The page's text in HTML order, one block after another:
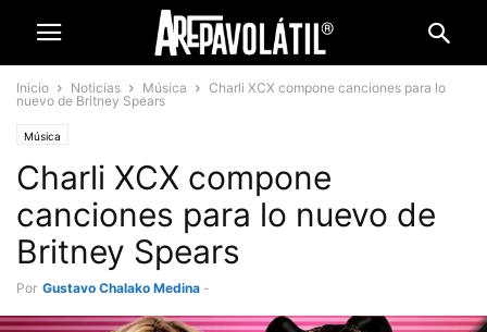
Inicio Noticias Música
Charli XCX compone canciones para lo
nuevo de Britney Spears
Música
Charli XCX compone
canciones para lo nuevo de
Britney Spears
Por Gustavo Chalako Medina -